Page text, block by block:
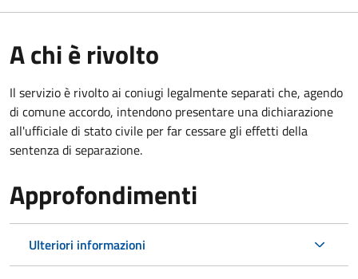
A chi è rivolto
Il servizio è rivolto ai coniugi legalmente separati che, agendo
di comune accordo, intendono presentare una dichiarazione
all'ufficiale di stato civile per far cessare gli effetti della
sentenza di separazione.
Approfondimenti
Ulteriori informazioni